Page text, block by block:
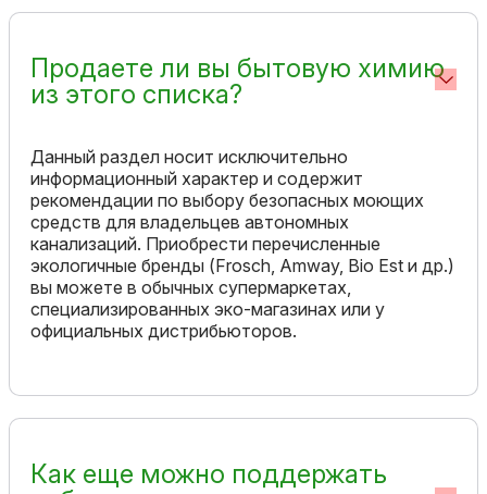
Продаете ли вы бытовую химию
из этого списка?
Данный раздел носит исключительно
информационный характер и содержит
рекомендации по выбору безопасных моющих
средств для владельцев автономных
канализаций. Приобрести перечисленные
экологичные бренды (Frosch, Amway, Bio Est и др.)
вы можете в обычных супермаркетах,
специализированных эко-магазинах или у
официальных дистрибьюторов.
Как еще можно поддержать